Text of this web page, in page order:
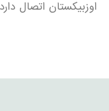
اوزبیکستان اتصال